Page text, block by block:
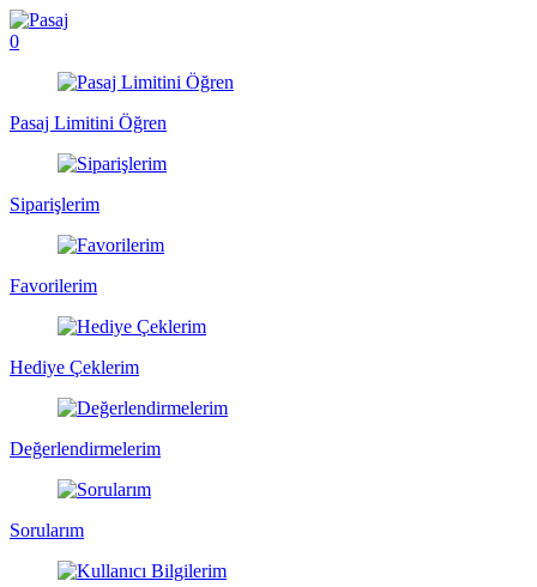
0
Pasaj Limitini Öğren
Siparişlerim
Favorilerim
Hediye Çeklerim
Değerlendirmelerim
Sorularım